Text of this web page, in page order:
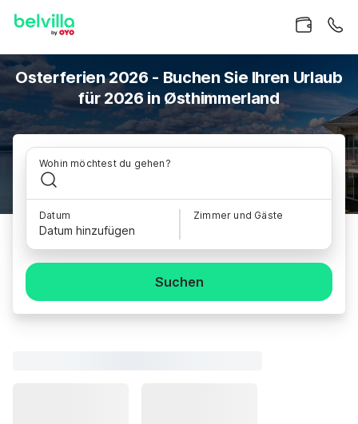
Osterferien 2026 - Buchen Sie Ihren Urlaub
für 2026 in Østhimmerland
Wohin möchtest du gehen?
Datum
Datum hinzufügen
Zimmer und Gäste
Suchen